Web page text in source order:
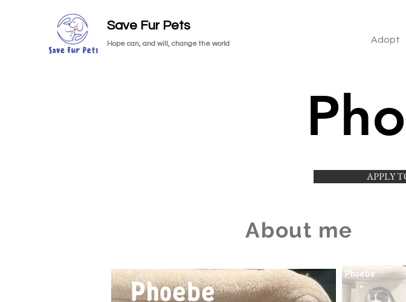
Save Fur Pets
Hope can, and will, change the world Adopt
APPLY
About me